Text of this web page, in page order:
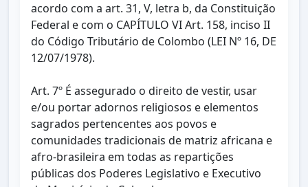
acordo com a art. 31, V, letra b, da Constituição
Federal e com o CAPÍTULO VI Art. 158, inciso II
do Código Tributário de Colombo (LEI Nº 16, DE
12/07/1978).
Art. 7º É assegurado o direito de vestir, usar
e/ou portar adornos religiosos e elementos
sagrados pertencentes aos povos e
comunidades tradicionais de matriz africana e
afro-brasileira em todas as repartições
públicas dos Poderes Legislativo e Executivo